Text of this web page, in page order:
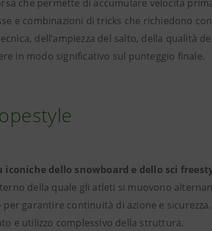
che permette di accumulare velocità
e combinazioni di tricks che richiedono
dell’ampiezza del salto, della qualità
in modo significativo sul punteggio finale.
dello snowboard e dello sci
della quale gli atleti si muovono
garantire continuità di azione e
e utilizzo complessivo della struttura.